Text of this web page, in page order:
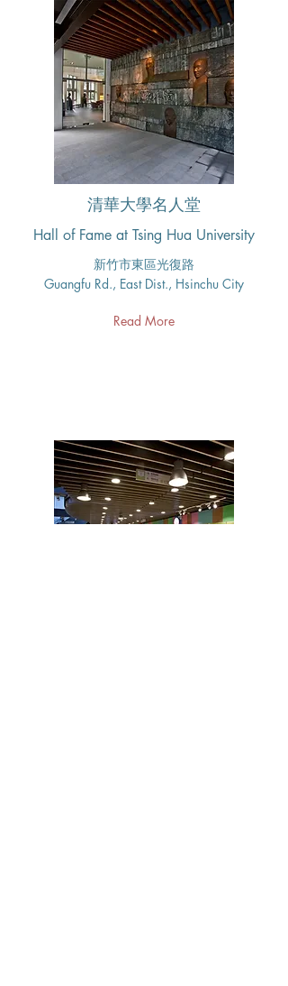
清華大學名人堂
Hall of Fame at Tsing Hua University
新竹市東區光復路
Guangfu Rd., East Dist., Hsinchu City
Read More